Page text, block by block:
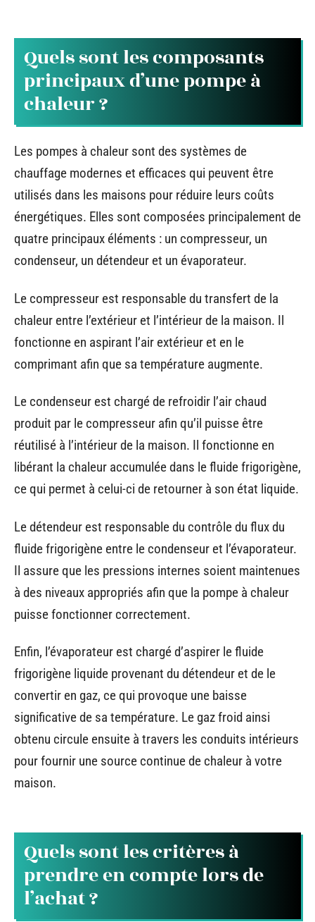
Quels sont les composants
principaux d’une pompe à
chaleur ?
Les pompes à chaleur sont des systèmes de
chauffage modernes et efficaces qui peuvent être
utilisés dans les maisons pour réduire leurs coûts
énergétiques. Elles sont composées principalement de
quatre principaux éléments : un compresseur, un
condenseur, un détendeur et un évaporateur.
Le compresseur est responsable du transfert de la
chaleur entre l’extérieur et l’intérieur de la maison. Il
fonctionne en aspirant l’air extérieur et en le
comprimant afin que sa température augmente.
Le condenseur est chargé de refroidir l’air chaud
produit par le compresseur afin qu’il puisse être
réutilisé à l’intérieur de la maison. Il fonctionne en
libérant la chaleur accumulée dans le fluide frigorigène,
ce qui permet à celui-ci de retourner à son état liquide.
Le détendeur est responsable du contrôle du flux du
fluide frigorigène entre le condenseur et l’évaporateur.
Il assure que les pressions internes soient maintenues
à des niveaux appropriés afin que la pompe à chaleur
puisse fonctionner correctement.
Enfin, l’évaporateur est chargé d’aspirer le fluide
frigorigène liquide provenant du détendeur et de le
convertir en gaz, ce qui provoque une baisse
significative de sa température. Le gaz froid ainsi
obtenu circule ensuite à travers les conduits intérieurs
pour fournir une source continue de chaleur à votre
maison.
Quels sont les critères à
prendre en compte lors de
l’achat ?